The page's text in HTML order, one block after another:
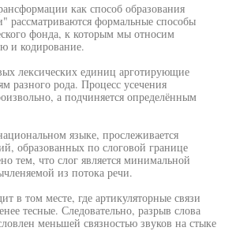
как способ образования
рассматриваются формальные способы
фонда, к которым мы относим
и кодирование.
лексических единиц арготирующие
разного рода. Процесс усечения
а подчиняется определённым
языке, прослеживается
образованных по слоговой границе
тем, что слог является минимальной
из потока речи.
в том месте, где артикуляторные связи
тесные. Следовательно, разрыв слова
меньшей связностью звуков на стыке